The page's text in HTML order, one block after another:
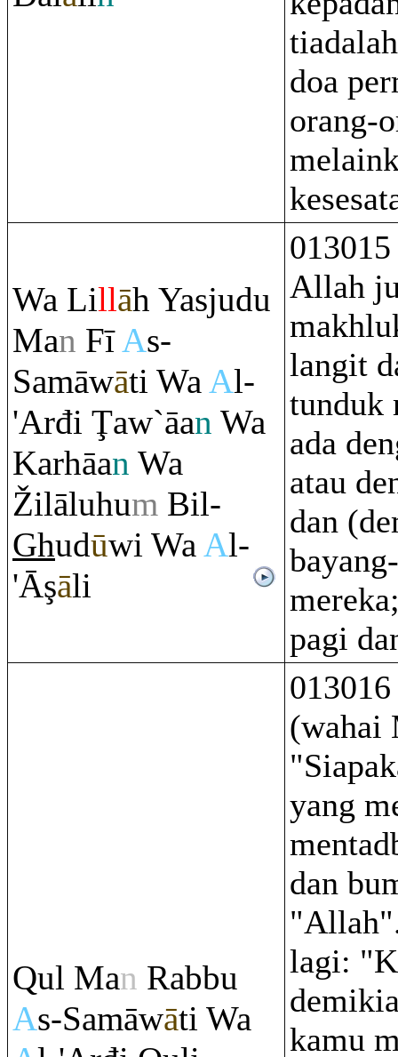
doa
orang-
Wa Lillāh Yasjudu
Man FīAs-
Samāwāti WaAl-
'Arđi Ţaw`āan Wa
Karhāan Wa
Žilāluhum Bil-
Ghudūwi WaAl-
'Āşāli
Allah
langit
tunduk
ada
atau
dan
pagi
Qul Man Rabbu
As-Samāwāti Wa
(wahai
yang
dan
lagi:
kamu